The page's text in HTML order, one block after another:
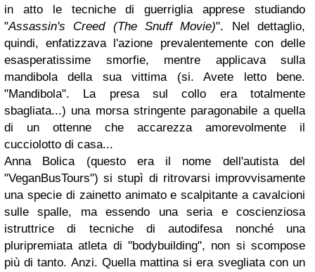
in atto le tecniche di guerriglia apprese studiando
"Assassin's Creed (The Snuff Movie)". Nel dettaglio,
quindi, enfatizzava l'azione prevalentemente con delle
esasperatissime smorfie, mentre applicava sulla
mandibola della sua vittima (si. Avete letto bene.
"Mandibola". La presa sul collo era totalmente
sbagliata...) una morsa stringente paragonabile a quella
di un ottenne che accarezza amorevolmente il
cucciolotto di casa...
Anna Bolica (questo era il nome dell'autista del
"VeganBusTours") si stupì di ritrovarsi improvvisamente
una specie di zainetto animato e scalpitante a cavalcioni
sulle spalle, ma essendo una seria e coscienziosa
istruttrice di tecniche di autodifesa nonché una
pluripremiata atleta di "bodybuilding", non si scompose
più di tanto. Anzi. Quella mattina si era svegliata con un